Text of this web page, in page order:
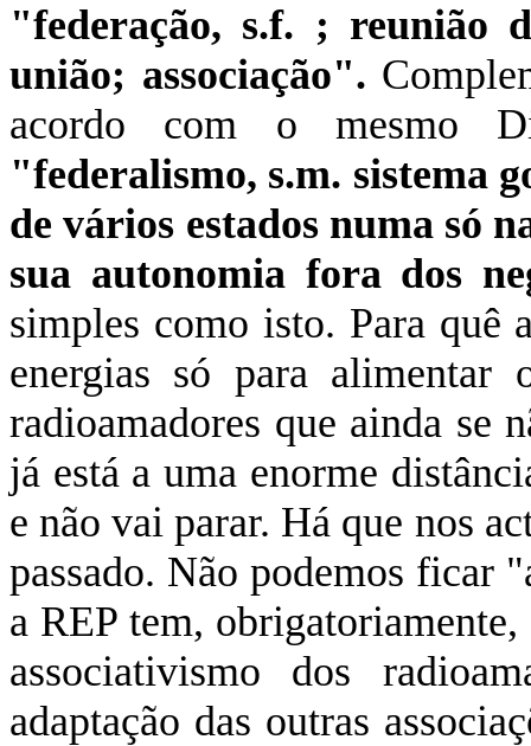
"federação, s.f. ; reunião
união; associação".
acordo com o mesmo
"federalismo, s.m. sistema
de vários estados numa só
sua autonomia fora dos
simples como isto. Para quê
energias só para alimentar
radioamadores que ainda se
já está a uma enorme
e não vai parar. Há que nos
passado. Não podemos ficar
a REP tem,
associativismo dos
adaptação das outras